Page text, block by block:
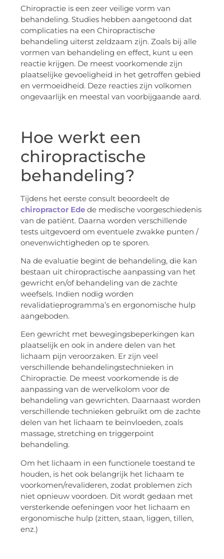
Chiropractie is een zeer veilige vorm van
behandeling. Studies hebben aangetoond dat
complicaties na een Chiropractische
behandeling uiterst zeldzaam zijn. Zoals bij alle
vormen van behandeling en effect, kunt u een
reactie krijgen. De meest voorkomende zijn
plaatselijke gevoeligheid in het getroffen gebied
en vermoeidheid. Deze reacties zijn volkomen
ongevaarlijk en meestal van voorbijgaande aard.
Hoe werkt een
chiropractische
behandeling?
Tijdens het eerste consult beoordeelt de
chiropractor Ede de medische voorgeschiedenis
van de patiënt. Daarna worden verschillende
tests uitgevoerd om eventuele zwakke punten /
onevenwichtigheden op te sporen.
Na de evaluatie begint de behandeling, die kan
bestaan uit chiropractische aanpassing van het
gewricht en/of behandeling van de zachte
weefsels. Indien nodig worden
revalidatieprogramma’s en ergonomische hulp
aangeboden.
Een gewricht met bewegingsbeperkingen kan
plaatselijk en ook in andere delen van het
lichaam pijn veroorzaken. Er zijn veel
verschillende behandelingstechnieken in
Chiropractie. De meest voorkomende is de
aanpassing van de wervelkolom voor de
behandeling van gewrichten. Daarnaast worden
verschillende technieken gebruikt om de zachte
delen van het lichaam te beïnvloeden, zoals
massage, stretching en triggerpoint
behandeling.
Om het lichaam in een functionele toestand te
houden, is het ook belangrijk het lichaam te
voorkomen/revalideren, zodat problemen zich
niet opnieuw voordoen. Dit wordt gedaan met
versterkende oefeningen voor het lichaam en
ergonomische hulp (zitten, staan, liggen, tillen,
enz.)